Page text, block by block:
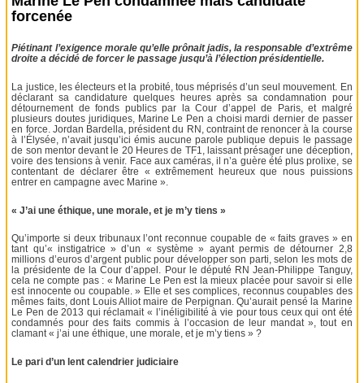
forcenée
Piétinant l’exigence morale qu’elle prônait jadis, la responsable d’extrême
droite a décidé de forcer le passage jusqu’à l’élection présidentielle.
La justice, les électeurs et la probité, tous méprisés d’un seul mouvement. En
déclarant sa candidature quelques heures après sa condamnation pour
détournement de fonds publics par la Cour d’appel de Paris, et malgré
plusieurs doutes juridiques, Marine Le Pen a choisi mardi dernier de passer
en force. Jordan Bardella, président du RN, contraint de renoncer à la course
à l’Élysée, n’avait jusqu’ici émis aucune parole publique depuis le passage
de son mentor devant le 20 Heures de TF1, laissant présager une déception,
voire des tensions à venir. Face aux caméras, il n’a guère été plus prolixe, se
contentant de déclarer être « extrêmement heureux que nous puissions
entrer en campagne avec Marine ».
« J’ai une éthique, une morale, et je m’y tiens »
Qu’importe si deux tribunaux l’ont reconnue coupable de « faits graves » en
tant qu’« instigatrice » d’un « système » ayant permis de détourner 2,8
millions d’euros d’argent public pour développer son parti, selon les mots de
la présidente de la Cour d’appel. Pour le député RN Jean-Philippe Tanguy,
cela ne compte pas : « Marine Le Pen est la mieux placée pour savoir si elle
est innocente ou coupable. » Elle et ses complices, reconnus coupables des
mêmes faits, dont Louis Alliot maire de Perpignan. Qu’aurait pensé la Marine
Le Pen de 2013 qui réclamait « l’inéligibilité à vie pour tous ceux qui ont été
condamnés pour des faits commis à l’occasion de leur mandat », tout en
clamant « j’ai une éthique, une morale, et je m’y tiens » ?
Le pari d’un lent calendrier judiciaire